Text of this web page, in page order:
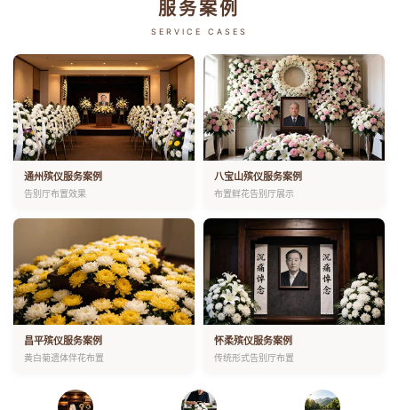
服务案例
SERVICE CASES
通州殡仪服务案例
告别厅布置效果
八宝山殡仪服务案例
布置鲜花告别厅展示
昌平殡仪服务案例
黄白菊遗体伴花布置
怀柔殡仪服务案例
传统形式告别厅布置